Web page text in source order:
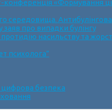
«Формування
середовища.
про випадки булінгу
насильству та
психолога”
цифрова безпека